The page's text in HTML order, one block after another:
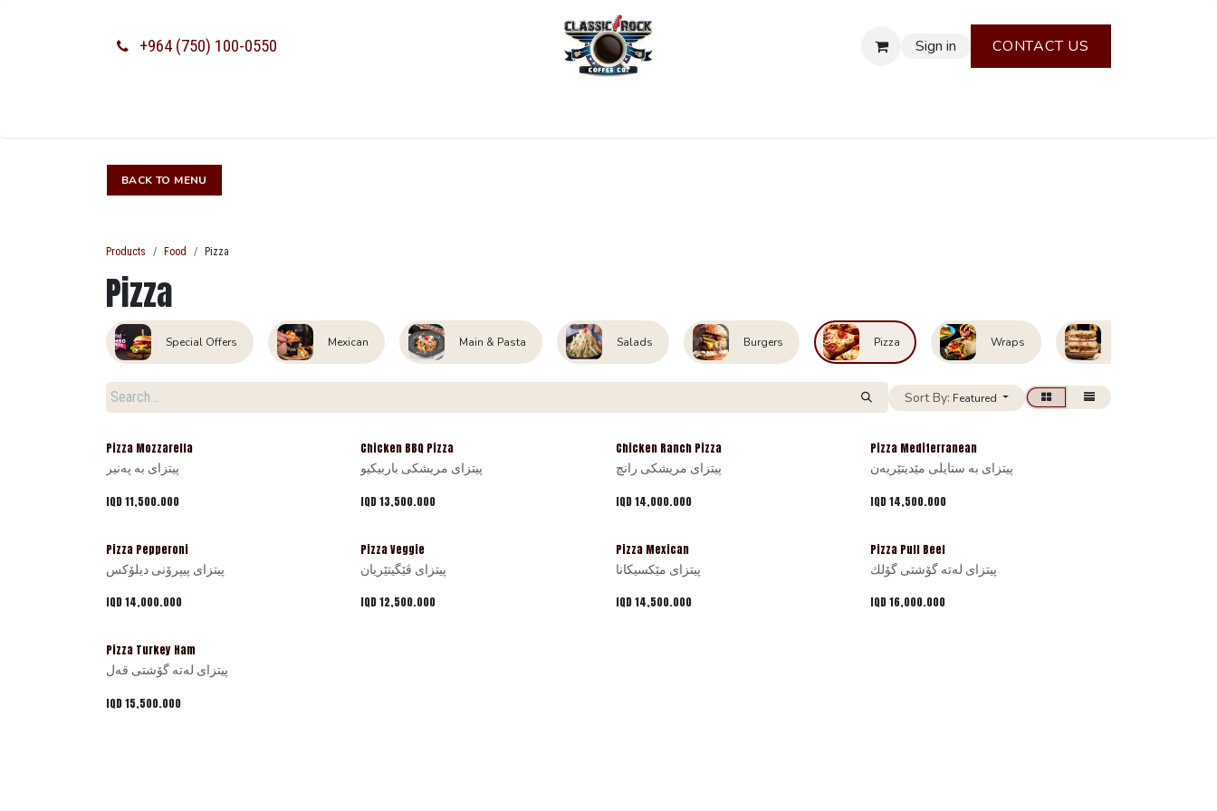
+964 (750) 100-0550 Sign in CONTACT US
BACK TO M​​​​ENU​​​​
Products Food Pizza
Pizza
Special Offers Mexican Main & Pasta Salads Burgers Pizza Wraps
Sort By: Featured
Pizza Mozzarella
پیتزای بە پەنیر
IQD11,500.000
Chicken BBQ Pizza
پیتزای مریشکی باربیکیو
IQD13,500.000
Chicken Ranch Pizza
پیتزای مریشکی رانچ
IQD14,000.000
Pizza Mediterranean
پیتزای بە ستایڵی مێدیتێریەن
IQD14,500.000
Pizza Pepperoni
پیتزای پیپرۆنی دیلۆکس
IQD14,000.000
Pizza Veggie
پیتزای ڤێگیتێریان
IQD12,500.000
Pizza Mexican
پیتزای مێکسیکانا
IQD14,500.000
Pizza Pull Beef
پیتزای لەتە گۆشتی گۆلك
IQD16,000.000
Pizza Turkey Ham
پیتزای لەتە گۆشتی قەل
IQD15,500.000